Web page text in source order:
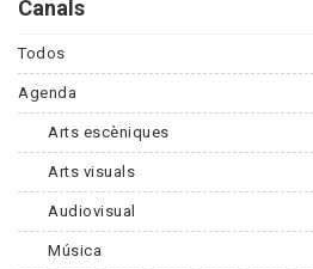
Canals
Todos
Agenda
Arts escèniques
Arts visuals
Audiovisual
Música